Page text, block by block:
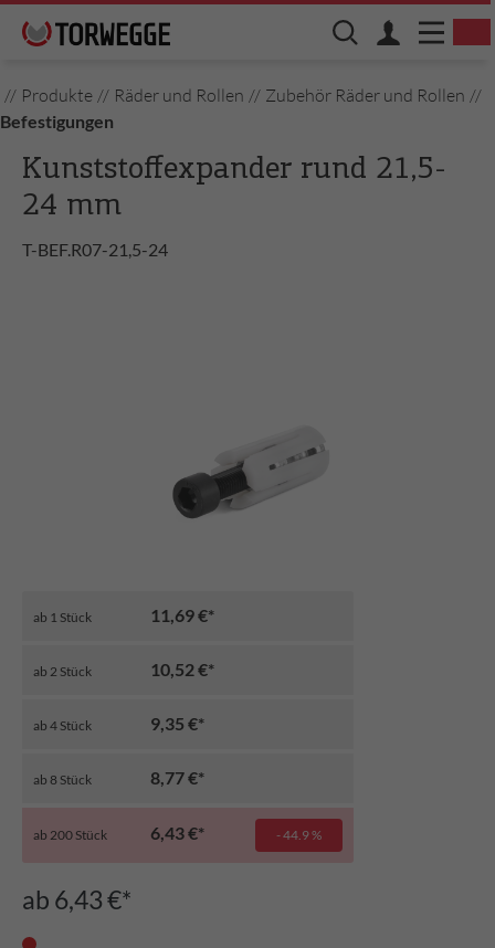
// Produkte // Räder und Rollen // Zubehör Räder und Rollen //
Befestigungen
Kunststoffexpander rund 21,5-
24 mm
T-BEF.R07-21,5-24
ab 6,43 €*
ab 1 Stück 11,69 €*
ab 2 Stück 10,52 €*
ab 4 Stück 9,35 €*
ab 8 Stück 8,77 €*
ab 200 Stück 6,43 €* - 44.9 %